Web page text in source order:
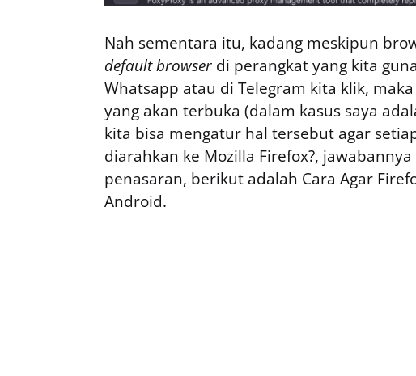
Nah sementara itu, kadang meskipun
default browser di perangkat yang kita
Whatsapp atau di Telegram kita klik,
yang akan terbuka (dalam kasus saya
kita bisa mengatur hal tersebut agar
diarahkan ke Mozilla Firefox?,
penasaran, berikut adalah Cara Agar
Android.